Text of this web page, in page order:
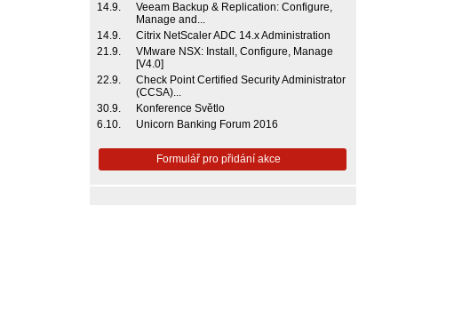
14.9.
Veeam Backup & Replication: Configure,
Manage and...
14.9.
Citrix NetScaler ADC 14.x Administration
21.9.
VMware NSX: Install, Configure, Manage
[V4.0]
22.9.
Check Point Certified Security Administrator
(CCSA)...
30.9.
Konference Světlo
6.10.
Unicorn Banking Forum 2016
Formulář pro přidání akce